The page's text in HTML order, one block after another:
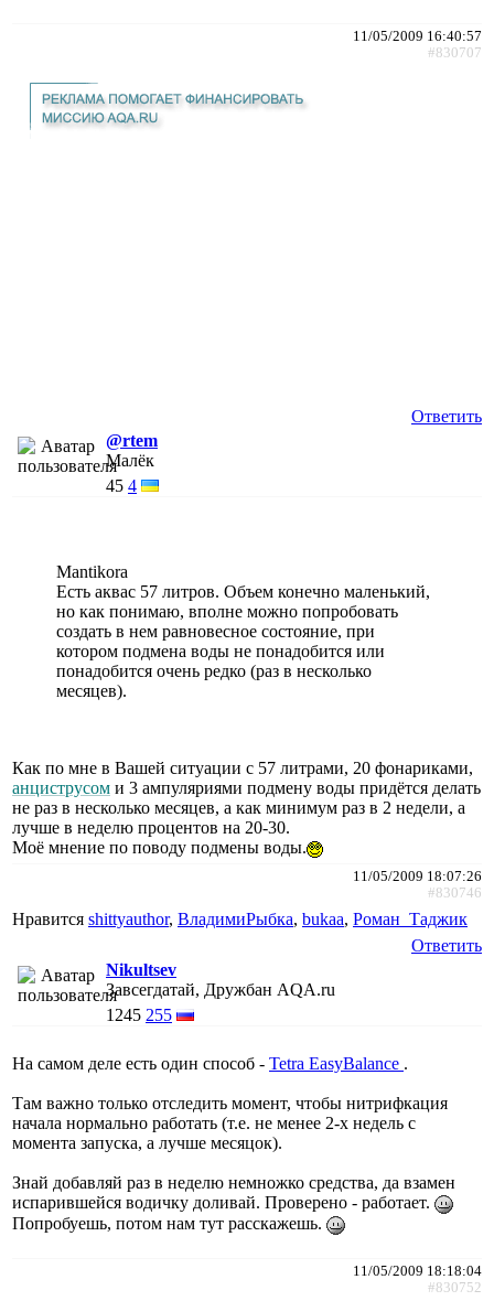
11/05/2009 16:40:57
#830707
Ответить
@rtem
Малёк
45 4
Mantikora
Есть аквас 57 литров. Объем конечно маленький,
но как понимаю, вполне можно попробовать
создать в нем равновесное состояние, при
котором подмена воды не понадобится или
понадобится очень редко (раз в несколько
месяцев).
Как по мне в Вашей ситуации с 57 литрами, 20 фонариками,
анциструсом и 3 ампуляриями подмену воды придётся делать
не раз в несколько месяцев, а как минимум раз в 2 недели, а
лучше в неделю процентов на 20-30.
Моё мнение по поводу подмены воды.
11/05/2009 18:07:26
#830746
Нравится shittyauthor, ВладимиРыбка, bukaa, Роман_Таджик
Ответить
Nikultsev
Завсегдатай, Дружбан AQA.ru
1245 255
На самом деле есть один способ - Tetra EasyBalance .
Там важно только отследить момент, чтобы нитрифкация
начала нормально работать (т.е. не менее 2-х недель с
момента запуска, а лучше месяцок).
Знай добавляй раз в неделю немножко средства, да взамен
испарившейся водичку доливай. Проверено - работает.
Попробуешь, потом нам тут расскажешь.
11/05/2009 18:18:04
#830752